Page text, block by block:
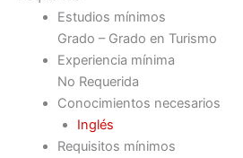
Estudios mínimos
Grado – Grado en Turismo
Experiencia mínima
No Requerida
Conocimientos necesarios
Inglés
Requisitos mínimos